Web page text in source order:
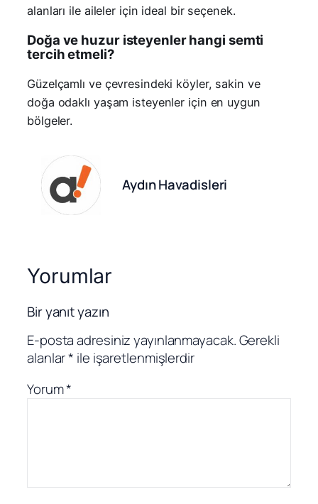
alanları ile aileler için ideal bir seçenek.
Doğa ve huzur isteyenler hangi semti
tercih etmeli?
Güzelçamlı ve çevresindeki köyler, sakin ve
doğa odaklı yaşam isteyenler için en uygun
bölgeler.
Aydın Havadisleri
Yorumlar
Bir yanıt yazın
E-posta adresiniz yayınlanmayacak.Gerekli
alanlar* ile işaretlenmişlerdir
Yorum*